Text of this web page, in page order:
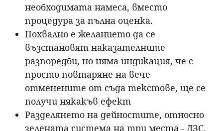
необходимата намеса, вместо
процедура за пълна оценка.
Похвално е желанието да се
възстановят наказателните
разпоредби, но няма индикация, че с
просто повтаряне на вече
отменените от съда текстове, ще се
получи някакъв ефект
Разделянето на дейностите, относно
зелената система на три места - ДЗС,